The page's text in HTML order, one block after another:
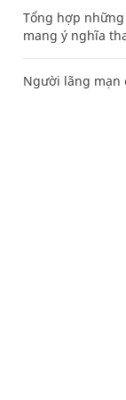
Tổng hợp những
mang ý nghĩa
Người lãng mạn